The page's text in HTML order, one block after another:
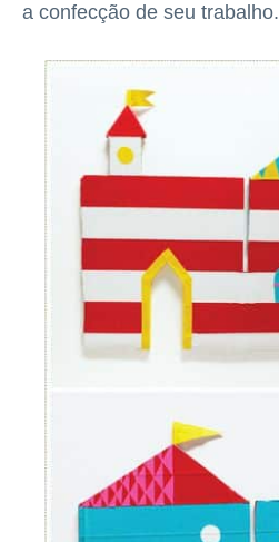
a confecção de seu trabalho.